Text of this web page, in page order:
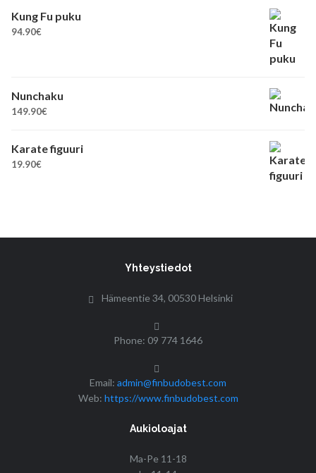
Kung Fu puku
94.90€
Nunchaku
149.90€
Karate figuuri
19.90€
Yhteystiedot
Hämeentie 34, 00530 Helsinki
Phone: 09 774 1646
Email: admin@finbudobest.com
Web: https://www.finbudobest.com
Aukioloajat
Ma-Pe 11-18